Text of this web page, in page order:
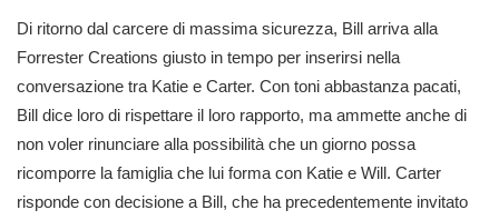
Di ritorno dal carcere di massima sicurezza, Bill arriva alla
Forrester Creations giusto in tempo per inserirsi nella
conversazione tra Katie e Carter. Con toni abbastanza pacati,
Bill dice loro di rispettare il loro rapporto, ma ammette anche di
non voler rinunciare alla possibilità che un giorno possa
ricomporre la famiglia che lui forma con Katie e Will. Carter
risponde con decisione a Bill, che ha precedentemente invitato